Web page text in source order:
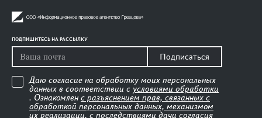
ПОДПИШИТЕСЬ НА РАССЫЛКУ
Подписаться
Даю согласие на обработку моих персональных
данных в соответствии с условиями обработки
. Ознакомлен с разъяснением прав, связанных с
обработкой персональных данных, механизмом
их реализации, с последствиями дачи согласия